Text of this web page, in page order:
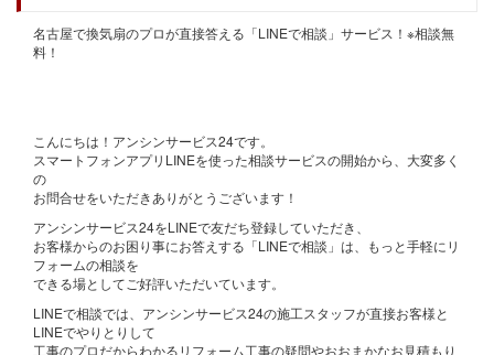
名古屋で換気扇のプロが直接答える「LINEで相談」サービス！※相談無
料！
こんにちは！アンシンサービス24です。
スマートフォンアプリLINEを使った相談サービスの開始から、大変多く
の
お問合せをいただきありがとうございます！
アンシンサービス24をLINEで友だち登録していただき、
お客様からのお困り事にお答えする「LINEで相談」は、もっと手軽にリ
フォームの相談を
できる場としてご好評いただいています。
LINEで相談では、アンシンサービス24の施工スタッフが直接お客様と
LINEでやりとりして
工事のプロだからわかるリフォーム工事の疑問やおおまかなお見積もり